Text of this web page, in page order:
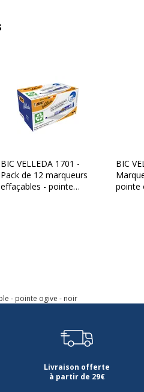
BIC VELLEDA 1701 -
Pack de 12 marqueurs
effaçables - pointe
BIC
pointe
- pointe ogive - noir
Livraison offerte
à partir de 29€